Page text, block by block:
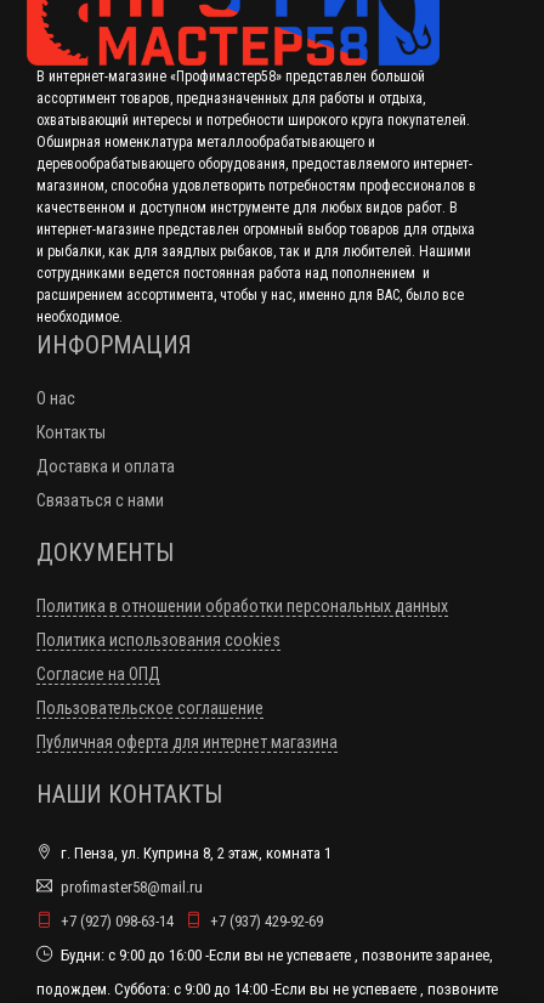
В интернет-магазине «Профимастер58» представлен большой
ассортимент товаров, предназначенных для работы и отдыха,
охватывающий интересы и потребности широкого круга покупателей.
Обширная номенклатура металлообрабатывающего и
деревообрабатывающего оборудования, предоставляемого интернет-
магазином, способна удовлетворить потребностям профессионалов в
качественном и доступном инструменте для любых видов работ. В
интернет-магазине представлен огромный выбор товаров для отдыха
и рыбалки, как для заядлых рыбаков, так и для любителей. Нашими
сотрудниками ведется постоянная работа над пополнением и
расширением ассортимента, чтобы у нас, именно для ВАС, было все
необходимое.
ИНФОРМАЦИЯ
О нас
Контакты
Доставка и оплата
Связаться с нами
ДОКУМЕНТЫ
Политика в отношении обработки персональных данных
Политика использования cookies
Согласие на ОПД
Пользовательское соглашение
Публичная оферта для интернет магазина
НАШИ КОНТАКТЫ
г. Пенза, ул. Куприна 8, 2 этаж, комната 1
profimaster58@mail.ru
+7 (927) 098-63-14
+7 (937) 429-92-69
Будни: с 9:00 до 16:00 -Если вы не успеваете , позвоните заранее,
подождем. Суббота: с 9:00 до 14:00 -Если вы не успеваете , позвоните